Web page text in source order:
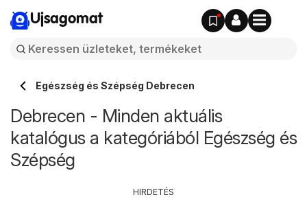
Ujsagomat
Egészség és Szépség Debrecen
Debrecen - Minden aktuális
katalógus a kategóriából Egészség és
Szépség
HIRDETÉS